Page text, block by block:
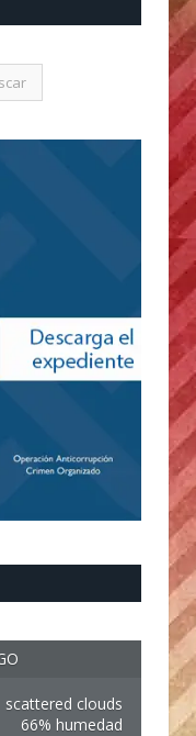
scattered clouds
66% humedad